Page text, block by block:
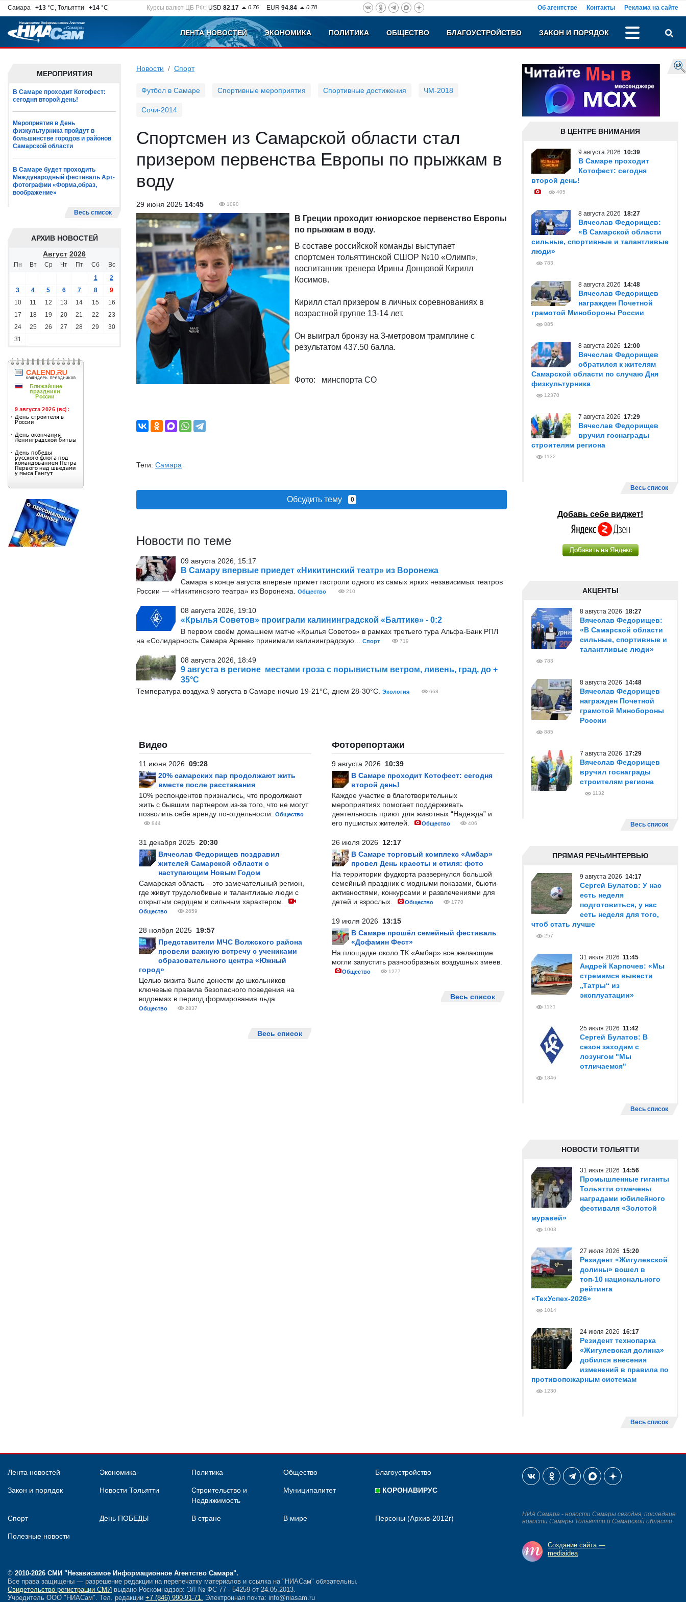
Самара +13 °C, Тольятти +14 °C Курсы валют ЦБ РФ: USD 82.17 0.76 EUR 94.84 0.78 Об агентстве Контакты Реклама на сайте
ЛЕНТА НОВОСТЕЙ ЭКОНОМИКА ПОЛИТИКА ОБЩЕСТВО БЛАГОУСТРОЙСТВО ЗАКОН И ПОРЯДОК
МЕРОПРИЯТИЯ
В Самаре проходит Котофест:
сегодня второй день!
Мероприятия в День
физкультурника пройдут в
большинстве городов и районов
Самарской области
В Самаре будет проходить
Международный фестиваль Арт-
фотографии «Форма,образ,
воображение»
Весь список
АРХИВ НОВОСТЕЙ
Август 2026
Пн Вт Ср Чт Пт Сб
Вс
1
2
3
4 5 6 7 8
9
10
11 12 13 14 15
16
17
18 19 20 21 22
23
24
25 26 27 28 29
30
31
Новости Спорт
Футбол в Самаре Спортивные мероприятия Спортивные достижения ЧМ-2018
Сочи-2014
Спортсмен из Самарской области стал
призером первенства Европы по прыжкам в
воду
29 июня 2025 14:45 1090
В Греции проходит юниорское первенство Европы
по прыжкам в воду.
В составе российской команды выступает
спортсмен тольяттинской СШОР №10 «Олимп»,
воспитанник тренера Ирины Донцовой Кирилл
Косимов.
Кирилл стал призером в личных соревнованиях в
возрастной группе 13-14 лет.
Он выиграл бронзу на 3-метровом трамплине с
результатом 437.50 балла.
Фото: минспорта СО
Теги: Самара
Обсудить тему 0
Новости по теме
09 августа 2026, 15:17
В Самару впервые приедет «Никитинский театр» из Воронежа
Самара в конце августа впервые примет гастроли одного из самых ярких независимых театров
России — «Никитинского театра» из Воронежа.
Общество 210
08 августа 2026, 19:10
«Крылья Советов» проиграли калининградской «Балтике» - 0:2
В первом своём домашнем матче «Крылья Советов» в рамках третьего тура Альфа-Банк РПЛ
на «Солидарность Самара Арене» принимали калининградскую...
Спорт 719
08 августа 2026, 18:49
9 августа в регионе местами гроза с порывистым ветром, ливень, град, до +
35°С
Температура воздуха 9 августа в Самаре ночью 19-21°С, днем 28-30°С. Экология 668
Видео
11 июня 2026 09:28
20% самарских пар продолжают жить
вместе после расставания
10% респондентов признались, что продолжают
жить с бывшим партнером из-за того, что не могут
позволить себе аренду по-отдельности.
Общество
844
31 декабря 2025 20:30
Вячеслав Федорищев поздравил
жителей Самарской области с
наступающим Новым Годом
Самарская область – это замечательный регион,
где живут трудолюбивые и талантливые люди с
открытым сердцем и сильным характером.
Общество 2659
28 ноября 2025 19:57
Представители МЧС Волжского района
провели важную встречу с учениками
образовательного центра «Южный
город»
Целью визита было донести до школьников
ключевые правила безопасного поведения на
водоемах в период формирования льда.
Общество 2837
Весь список
Фоторепортажи
9 августа 2026 10:39
В Самаре проходит Котофест: сегодня
второй день!
Каждое участие в благотворительных
мероприятиях помогает поддерживать
деятельность приют для животных “Надежда” и
его пушистых жителей.
Общество 406
26 июля 2026 12:17
В Самаре торговый комплекс «Амбар»
провел День красоты и стиля: фото
На территории фудкорта развернулся большой
семейный праздник с модными показами, бьюти-
активностями, конкурсами и развлечениями для
детей и взрослых.
Общество 1770
19 июля 2026 13:15
В Самаре прошёл семейный фестиваль
«Дофамин Фест»
На площадке около ТК «Амбар» все желающие
могли запустить разнообразных воздушных змеев.
Общество 1277
Весь список
В ЦЕНТРЕ ВНИМАНИЯ
9 августа 2026 10:39
В Самаре проходит
Котофест: сегодня
второй день!
405
8 августа 2026 18:27
Вячеслав Федорищев:
«В Самарской области
сильные, спортивные и талантливые
люди»
783
8 августа 2026 14:48
Вячеслав Федорищев
награжден Почетной
грамотой Минобороны России
885
8 августа 2026 12:00
Вячеслав Федорищев
обратился к жителям
Самарской области по случаю Дня
физкультурника
12370
7 августа 2026 17:29
Вячеслав Федорищев
вручил госнаграды
строителям региона
1132
Весь список
Добавь себе виджет!
АКЦЕНТЫ
8 августа 2026 18:27
Вячеслав Федорищев:
«В Самарской области
сильные, спортивные и
талантливые люди»
783
8 августа 2026 14:48
Вячеслав Федорищев
награжден Почетной
грамотой Минобороны
России
885
7 августа 2026 17:29
Вячеслав Федорищев
вручил госнаграды
строителям региона
1132
Весь список
ПРЯМАЯ РЕЧЬ/ИНТЕРВЬЮ
9 августа 2026 14:17
Сергей Булатов: У нас
есть неделя
подготовиться, у нас
есть неделя для того,
чтоб стать лучше
257
31 июля 2026 11:45
Андрей Карпочев: «Мы
стремимся вывести
„Татры“ из
эксплуатации»
1131
25 июля 2026 11:42
Сергей Булатов: В
сезон заходим с
лозунгом "Мы
отличаемся"
1846
Весь список
НОВОСТИ ТОЛЬЯТТИ
31 июля 2026 14:56
Промышленные гиганты
Тольятти отмечены
наградами юбилейного
фестиваля «Золотой
муравей»
1003
27 июля 2026 15:20
Резидент «Жигулевской
долины» вошел в
топ-10 национального
рейтинга
«ТехУспех-2026»
1014
24 июля 2026 16:17
Резидент технопарка
«Жигулевская долина»
добился внесения
изменений в правила по
противопожарным системам
1230
Весь список
Лента новостей Экономика Политика Общество Благоустройство
Закон и порядок Новости Тольятти
Строительство и
Недвижимость
Муниципалитет КОРОНАВИРУС
Спорт День ПОБЕДЫ В стране В мире Персоны (Архив-2012г)
Полезные новости
© 2010-2026 СМИ "Независимое Информационное Агентство Самара".
Все права защищены — разрешение редакции на перепечатку материалов и ссылка на "НИАСам" обязательны.
Свидетельство регистрации СМИ выдано Роскомнадзор: ЭЛ № ФС 77 - 54259 от 24.05.2013.
Учредитель ООО "НИАСам". Тел. редакции +7 (846) 990-91-71. Электронная почта: info@niasam.ru
НИА Самара - новости Самары сегодня, последние
новости Самары Тольятти и Самарской области
Создание сайта —
mediaidea